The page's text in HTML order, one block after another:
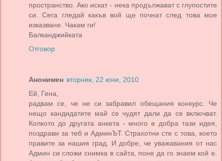
пространство. Ако искат - нека продължават с глупостите
си. Сега гледай какъв вой ще почнат след това мое
изказване. Чакам ги!
Балканджийката
Отговор
Анонимен вторник, 22 юни, 2010
Ей, Гена,
радвам се, че не си забравил обещания конкурс. Че
нещо кандидатите май се чудят дали да се включват.
Колкото до другата анкета - много е добра тази идея,
поздрави за теб и АдминЪТ. Страхотни сте с това, което
правите за нашия град. И добре, че уважавания от нас
Админ си сложи снимка в сайта, поне да го знаем кой е.